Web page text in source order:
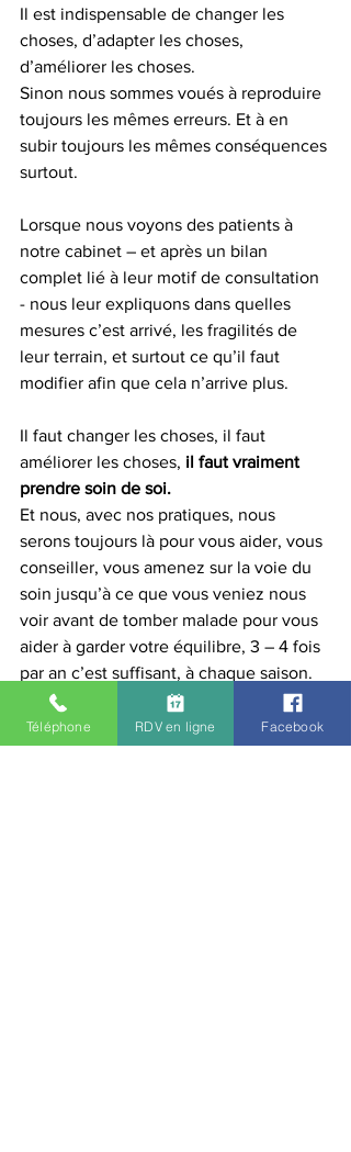
Il est indispensable de changer les
choses, d’adapter les choses,
d’améliorer les choses.
Sinon nous sommes voués à reproduire
toujours les mêmes erreurs. Et à en
subir toujours les mêmes conséquences
surtout.
Lorsque nous voyons des patients à
notre cabinet – et après un bilan
complet lié à leur motif de consultation
- nous leur expliquons dans quelles
mesures c’est arrivé, les fragilités de
leur terrain, et surtout ce qu’il faut
modifier afin que cela n’arrive plus.
Il faut changer les choses, il faut
améliorer les choses, il faut vraiment
prendre soin de soi.
Et nous, avec nos pratiques, nous
serons toujours là pour vous aider, vous
conseiller, vous amenez sur la voie du
soin jusqu’à ce que vous veniez nous
voir avant de tomber malade pour vous
aider à garder votre équilibre, 3 – 4 fois
par an c’est suffisant, à chaque saison.
Mais si vous ne changez rien vous-
même, nous ne serons toujours là que
pour réparer, par pour anticiper et vous
Téléphone RDV en ligne Facebook